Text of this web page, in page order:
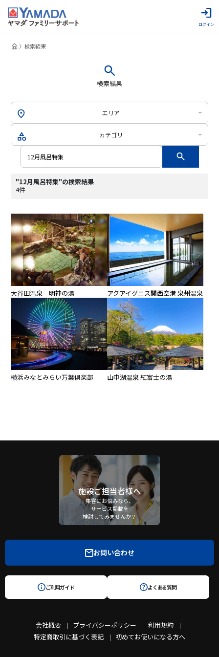
ログイン
検索結果
検索結果
エリア
カテゴリ
"12月風呂特集"の検索結果
4件
大谷田温泉 明神の湯 アクアイグニス関西空港 泉州温泉
横浜みなとみらい万葉倶楽部 山中湖温泉 紅富士の湯
施設ご担当者様へ
集客にお悩みなら、
サービス掲載を
検討してみませんか？
会社概要 プライバシーポリシー
利用規約
特定商取引に基づく表記
初めてお使いになる方へ
お問い合わせ
ご利用ガイド よくある質問